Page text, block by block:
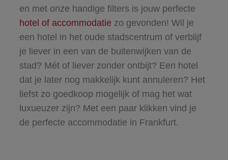
en met onze handige filters is jouw perfecte
hotel of accommodatie zo gevonden! Wil je
een hotel in het oude stadscentrum of verblijf
je liever in een van de buitenwijken van de
stad? Mét of liever zonder ontbijt? Een hotel
dat je later nog makkelijk kunt annuleren? Het
liefst zo goedkoop mogelijk of mag het wat
luxueuzer zijn? Met een paar klikken vind je
de perfecte accommodatie in Frankfurt.